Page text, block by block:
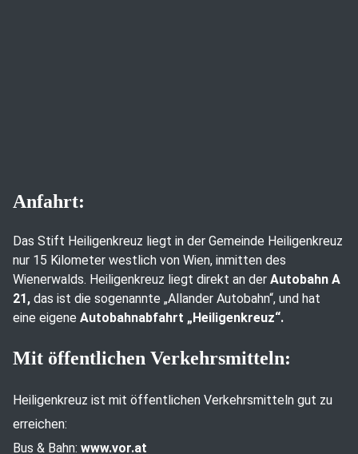
Anfahrt:
Das Stift Heiligenkreuz liegt in der Gemeinde Heiligenkreuz
nur 15 Kilometer westlich von Wien, inmitten des
Wienerwalds. Heiligenkreuz liegt direkt an der Autobahn A
21, das ist die sogenannte „Allander Autobahn“, und hat
eine eigene Autobahnabfahrt „Heiligenkreuz“.
Mit öffentlichen Verkehrsmitteln:
Heiligenkreuz ist mit öffentlichen Verkehrsmitteln gut zu
erreichen:
Bus & Bahn: www.vor.at